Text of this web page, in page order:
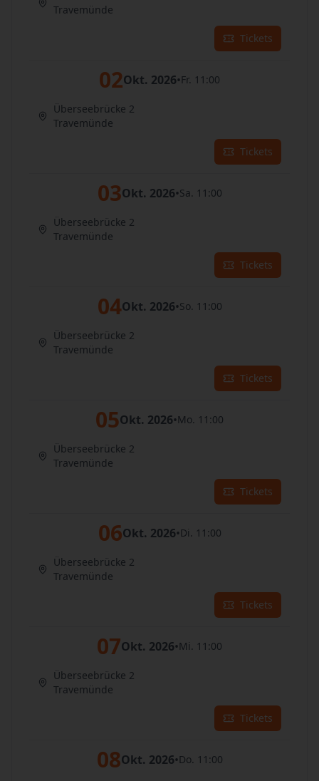
Travemünde
Tickets
02Okt. 2026•Fr. 11:00
Überseebrücke 2
Travemünde
Tickets
03Okt. 2026•Sa. 11:00
Überseebrücke 2
Travemünde
Tickets
04Okt. 2026•So. 11:00
Überseebrücke 2
Travemünde
Tickets
05Okt. 2026•Mo. 11:00
Überseebrücke 2
Travemünde
Tickets
06Okt. 2026•Di. 11:00
Überseebrücke 2
Travemünde
Tickets
07Okt. 2026•Mi. 11:00
Überseebrücke 2
Travemünde
Tickets
08Okt. 2026•Do. 11:00